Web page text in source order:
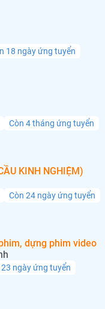
18 ngày ứng tuyển
Còn 4 tháng ứng tuyển
KINH NGHIỆM)
Còn 24 ngày ứng tuyển
dựng phim video
23 ngày ứng tuyển